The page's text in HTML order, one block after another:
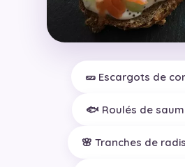
🥒 Escargots de
🐟 Roulés de
🌸 Tranches de